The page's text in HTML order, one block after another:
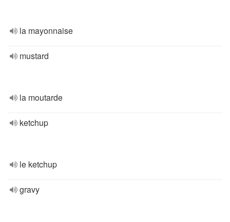
la mayonnaise
mustard
la moutarde
ketchup
le ketchup
gravy